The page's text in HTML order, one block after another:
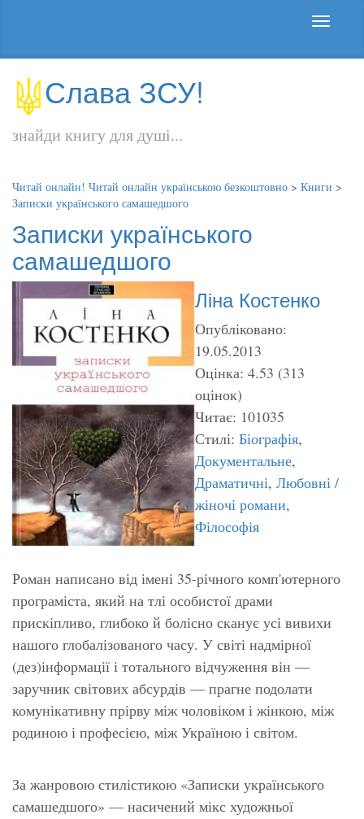
Слава ЗСУ!
знайди книгу для душі...
Читай онлайн! Читай онлайн українською безкоштовно > Книги >
Записки українського самашедшого
Записки українського
самашедшого
Ліна Костенко
Опубліковано:
19.05.2013
Оцінка: 4.53 (313
оцінок)
Читає: 101035
Стилі: Біографія,
Документальне,
Драматичні, Любовні /
жіночі романи,
Філософія
Роман написано від імені 35-річного комп'ютерного
програміста, який на тлі особистої драми
прискіпливо, глибоко й болісно сканує усі вивихи
нашого глобалізованого часу. У світі надмірної
(дез)інформації і тотального відчуження він —
заручник світових абсурдів — прагне подолати
комунікативну прірву між чоловіком і жінкою, між
родиною і професією, між Україною і світом.
За жанровою стилістикою «Записки українського
самашедшого» — насичений мікс художньої